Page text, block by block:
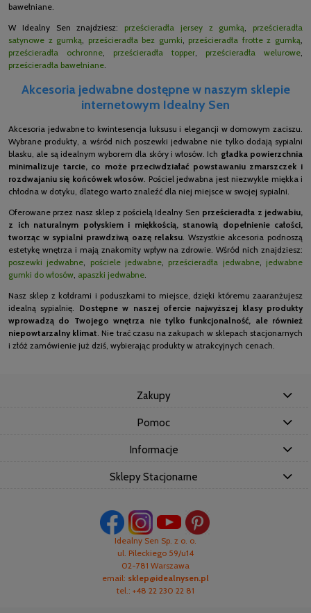
bawełniane.
W Idealny Sen znajdziesz: prześcieradła jersey z gumką
prześcieradła
satynowe z gumką
prześcieradła bez gumki prześcieradła frotte z gumką
prześcieradła ochronne
prześcieradła topper prześcieradła welurowe
prześcieradła bawełniane
Akcesoria jedwabne dostępne w naszym sklepie
internetowym Idealny Sen
Akcesoria jedwabne to kwintesencja luksusu i elegancji w domowym zaciszu.
Wybrane produkty, a wśród nich poszewki jedwabne nie tylko dodają sypialni
blasku, ale są idealnym wyborem dla skóry i włosów. Ich gładka powierzchnia
minimalizuje tarcie, co może przeciwdziałać powstawaniu zmarszczek i
rozdwajaniu się końcówek włosów . Pościel jedwabna jest niezwykle miękka i
chłodna w dotyku, dlatego warto znaleźć dla niej miejsce w swojej sypialni.
Oferowane przez nasz sklep z pościelą Idealny Sen prześcieradła z jedwabiu,
z ich naturalnym połyskiem i miękkością, stanowią dopełnienie całości,
tworząc w sypialni prawdziwą oazę relaksu . Wszystkie akcesoria podnoszą
estetykę wnętrza i mają znakomity wpływ na zdrowie. Wśród nich znajdziesz:
poszewki jedwabne
pościele jedwabne prześcieradła jedwabne, jedwabne
gumki do włosów apaszki jedwabne
Nasz sklep z kołdrami i poduszkami to miejsce, dzięki któremu zaaranżujesz
idealną sypialnię. Dostępne w naszej ofercie najwyższej klasy produkty
wprowadzą do Twojego wnętrza nie tylko funkcjonalność, ale również
niepowtarzalny klimat . Nie trać czasu na zakupach w sklepach stacjonarnych
i złóż zamówienie już dziś, wybierając produkty w atrakcyjnych cenach.
Zakupy
Pomoc
Informacje
Sklepy Stacjonarne
Idealny Sen Sp. z o. o.
ul. Pileckiego 59/u14
02-781 Warszawa
email: sklep@idealnysen.pl
tel.: +48 22 230 22 81